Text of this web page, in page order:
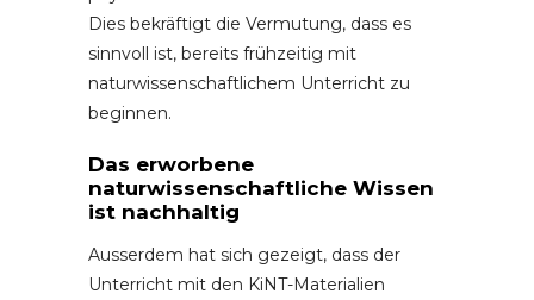
Dies bekräftigt die Vermutung, dass es
sinnvoll ist, bereits frühzeitig mit
naturwissenschaftlichem Unterricht zu
beginnen.
Das erworbene
naturwissenschaftliche Wissen
ist nachhaltig
Ausserdem hat sich gezeigt, dass der
Unterricht mit den KiNT-Materialien